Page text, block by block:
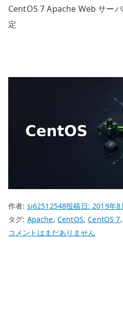
CentOS 7 Apache Web サー
定
作者: si62512548投稿日:2019年8
タグ: Apache, CentOS,CentOS 7,
CentOS
コメントはまだありません